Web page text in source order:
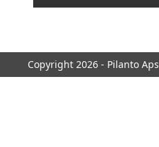
Copyright 2026 - Pilanto Aps